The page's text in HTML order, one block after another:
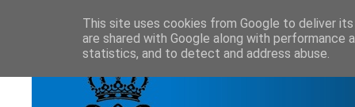
This site uses cookies from Google to deliver
are shared with Google along with
statistics, and to detect and address abuse.